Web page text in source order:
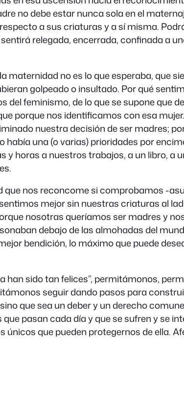
no debe estar nunca sola en el
a sus criaturas y a sí misma.
relegada, encerrada, confinada a
maternidad no es lo que esperaba, que
golpeado o insultado. Por qué
feminismo, de lo que se supone que
porque nos identificamos con esa
nuestra decisión de ser madres;
una (o varias) prioridades por
horas a nuestros trabajos, a un libro, a
que nos reconcome si comprobamos -
mejor sin nuestras criaturas al
nosotras queríamos ser madres y
debajo de las almohadas del
bendición, lo máximo que puede
sido tan felices”, permitámonos,
seguir dando pasos para
que sea un deber y un derecho
pasan cada día y que se sufren y se
que pueden protegernos de ella.